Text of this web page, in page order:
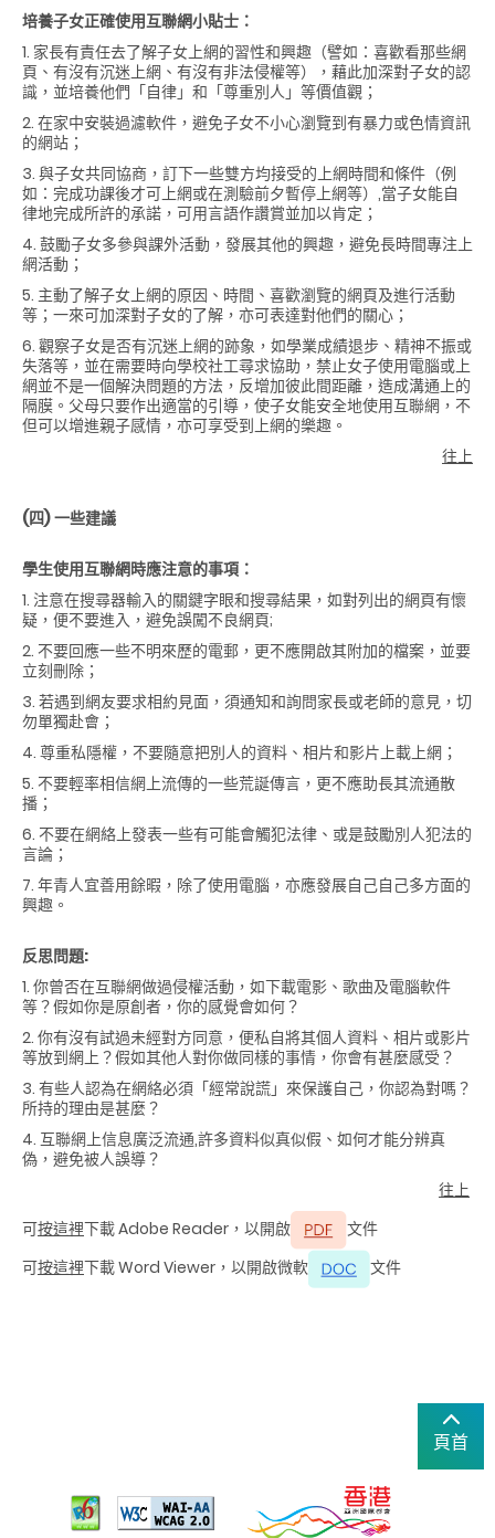
培養子女正確使用互聯網小貼士：
1. 家長有責任去了解子女上網的習性和興趣（譬如：喜歡看那些網
頁、有沒有沉迷上網、有沒有非法侵權等），藉此加深對子女的認
識，並培養他們「自律」和「尊重別人」等價值觀；
2. 在家中安裝過濾軟件，避免子女不小心瀏覽到有暴力或色情資訊
的網站；
3. 與子女共同協商，訂下一些雙方均接受的上網時間和條件（例
如：完成功課後才可上網或在測驗前夕暫停上網等）,當子女能自
律地完成所許的承諾，可用言語作讚賞並加以肯定；
4. 鼓勵子女多參與課外活動，發展其他的興趣，避免長時間專注上
網活動；
5. 主動了解子女上網的原因、時間、喜歡瀏覽的網頁及進行活動
等；一來可加深對子女的了解，亦可表達對他們的關心；
6. 觀察子女是否有沉迷上網的跡象，如學業成績退步、精神不振或
失落等，並在需要時向學校社工尋求協助，禁止女子使用電腦或上
網並不是一個解決問題的方法，反增加彼此間距離，造成溝通上的
隔膜。父母只要作出適當的引導，使子女能安全地使用互聯網，不
但可以增進親子感情，亦可享受到上網的樂趣。
往上
(四)一些建議
學生使用互聯網時應注意的事項：
1. 注意在搜尋器輸入的關鍵字眼和搜尋結果，如對列出的網頁有懷
疑，便不要進入，避免誤闖不良網頁;
2. 不要回應一些不明來歷的電郵，更不應開啟其附加的檔案，並要
立刻刪除；
3. 若遇到網友要求相約見面，須通知和詢問家長或老師的意見，切
勿單獨赴會；
4. 尊重私隱權，不要隨意把別人的資料、相片和影片上載上網；
5. 不要輕率相信網上流傳的一些荒誕傳言，更不應助長其流通散
播；
6. 不要在網絡上發表一些有可能會觸犯法律、或是鼓勵別人犯法的
言論；
7. 年青人宜善用餘暇，除了使用電腦，亦應發展自己自己多方面的
興趣。
反思問題:
1. 你曾否在互聯網做過侵權活動，如下載電影、歌曲及電腦軟件
等？假如你是原創者，你的感覺會如何？
2. 你有沒有試過未經對方同意，便私自將其個人資料、相片或影片
等放到網上？假如其他人對你做同樣的事情，你會有甚麼感受？
3. 有些人認為在網絡必須「經常說謊」來保護自己，你認為對嗎？
所持的理由是甚麼？
4. 互聯網上信息廣泛流通,許多資料似真似假、如何才能分辨真
偽，避免被人誤導？
往上
可按這裡下載 Adobe Reader，以開啟
文件
可按這裡下載 Word Viewer，以開啟微軟 文件
頁首